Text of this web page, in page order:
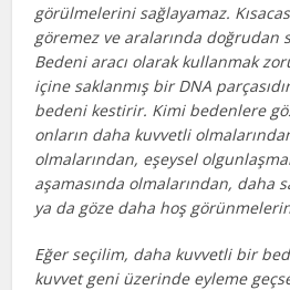
görülmelerini sağlayamaz.
göremez ve aralarında doğrudan
Bedeni aracı olarak kullanmak
içine saklanmış bir DNA
bedeni kestirir. Kimi bedenlere
onların daha kuvvetli
olmalarından, eşeysel
aşamasında olmalarından, daha
ya da göze daha hoş
Eğer seçilim, daha kuvvetli bir
kuvvet geni üzerinde eyleme